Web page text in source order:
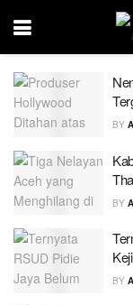
BY
BY
BY